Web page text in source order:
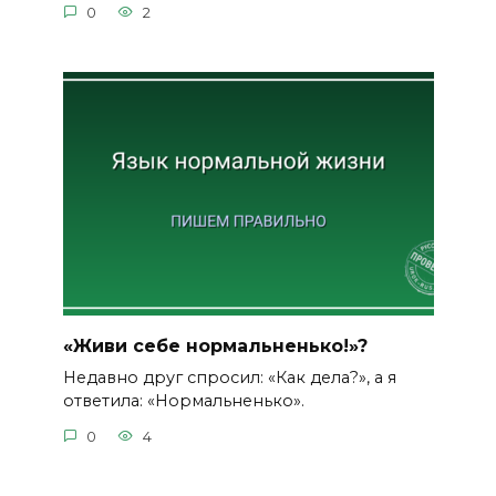
0 2
«Живи себе нормальненько!»?
Недавно друг спросил: «Как дела?», а я
ответила: «Нормальненько».
0 4